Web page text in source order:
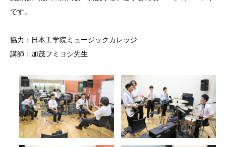
です。
協力：日本工学院ミュージックカレッジ
講師：加茂フミヨシ先生